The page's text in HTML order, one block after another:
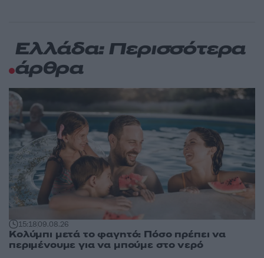
Ελλάδα: Περισσότερα
άρθρα
15:1809.08.26
Κολύμπι μετά το φαγητό: Πόσο πρέπει να
περιμένουμε για να μπούμε στο νερό